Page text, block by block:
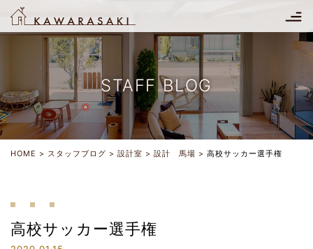
STAFF BLOG
HOME スタッフブログ 設計室 設計 馬場 高校サッカー選手権
高校サッカー選手権